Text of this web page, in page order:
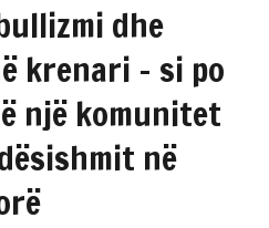
dhe
krenari – si po
një komunitet
në